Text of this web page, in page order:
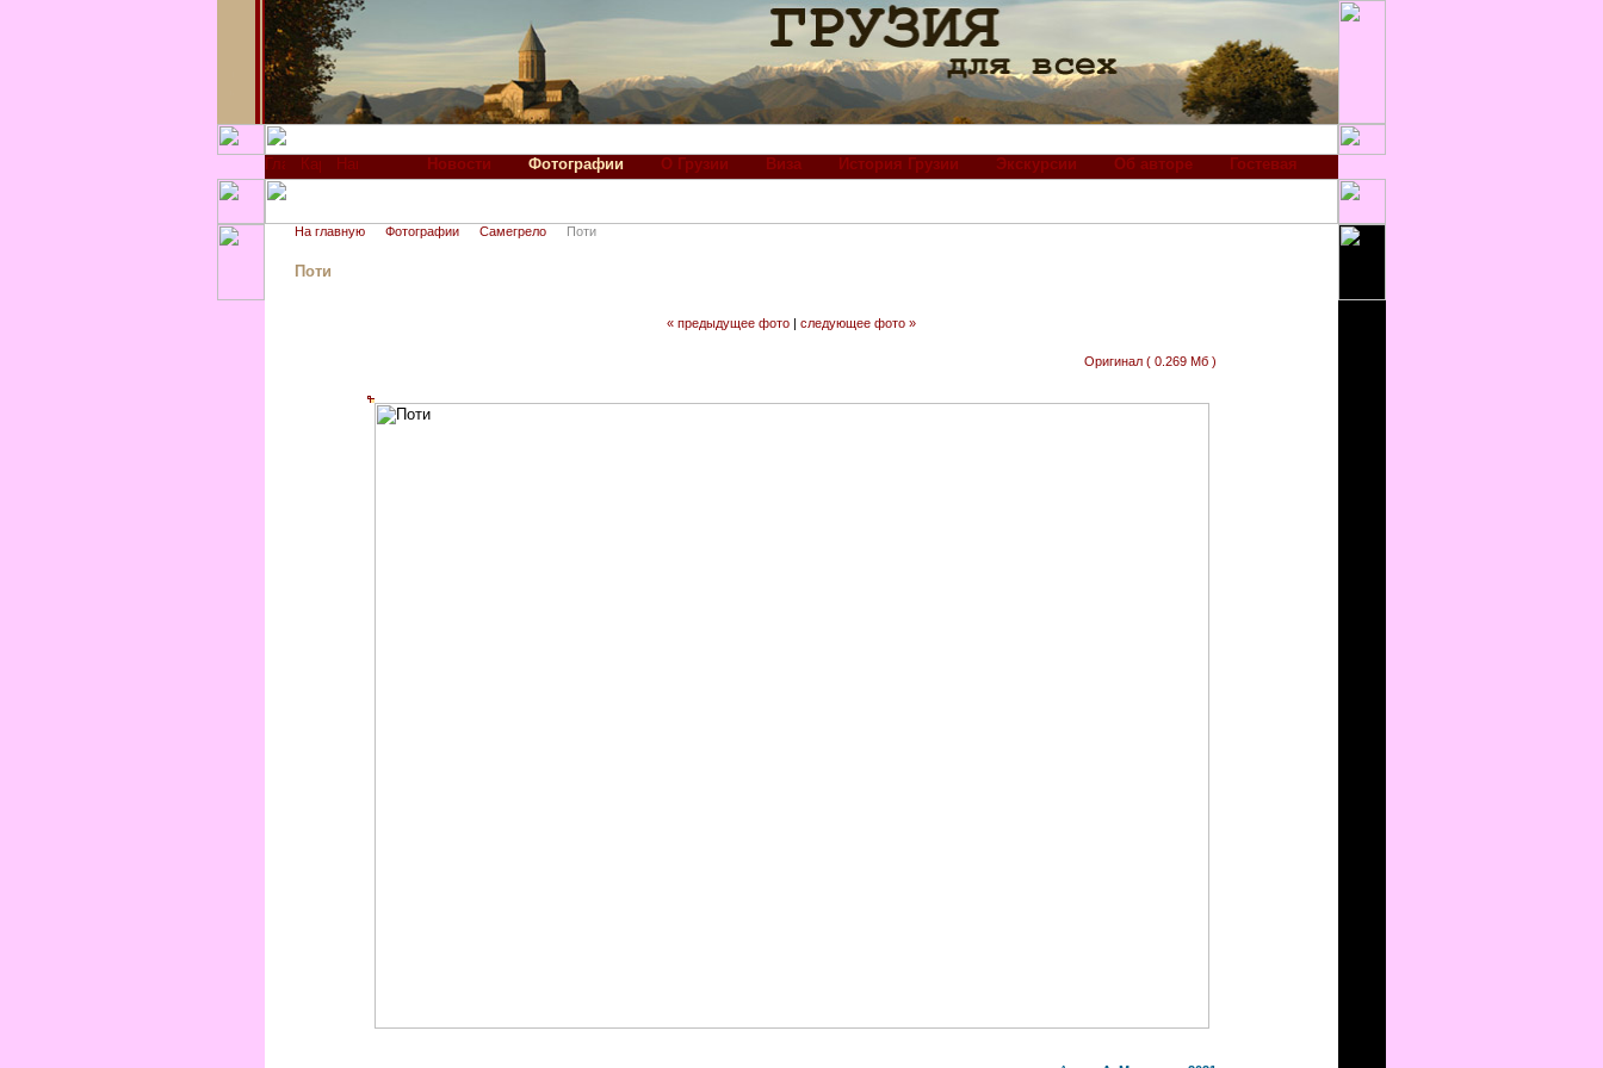
Новости Фотографии О Грузии Виза История Грузии Экскурсии Об авторе Гостевая
На главную Фотографии Самегрело Поти
Поти
« предыдущее фото | следующее фото »
Оригинал ( 0.269 Мб )